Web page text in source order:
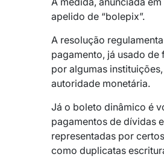
apelido de “bolepix”.
A resolução
pagamento, já usado
por algumas
autoridade monetária.
Já o boleto dinâmico é
pagamentos de dívidas
representadas por
como duplicatas